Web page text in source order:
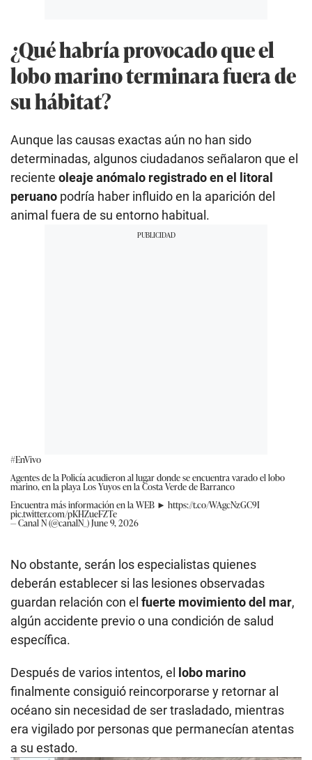
¿Qué habría provocado que el
lobo marino terminara fuera de
su hábitat?
Aunque las causas exactas aún no han sido
determinadas, algunos ciudadanos señalaron que el
reciente oleaje anómalo registrado en el litoral
peruano podría haber influido en la aparición del
animal fuera de su entorno habitual.
#EnVivo
Agentes de la Policía acudieron al lugar donde se encuentra varado el lobo
marino, en la playa Los Yuyos en la Costa Verde de Barranco
Encuentra más información en la WEB ► https://t.co/WAgcNzGC9I
pic.twitter.com/pKHZueFZTe
— Canal N (@canalN_)June 9, 2026
No obstante, serán los especialistas quienes
deberán establecer si las lesiones observadas
guardan relación con el fuerte movimiento del mar,
algún accidente previo o una condición de salud
específica.
Después de varios intentos, el
lobo marino
finalmente consiguió reincorporarse y retornar al
océano sin necesidad de ser trasladado, mientras
era vigilado por personas que permanecían atentas
a su estado.